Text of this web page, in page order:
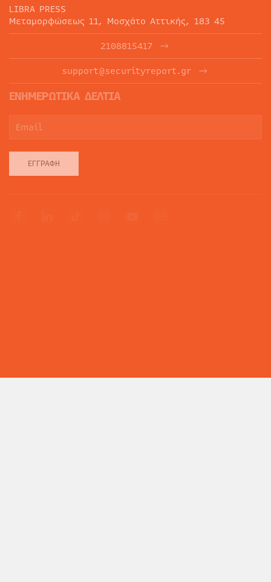
LIBRA PRESS
Μεταμορφώσεως 11, Μοσχάτο Αττικής, 183 45
2108815417
support@securityreport.gr
ΕΝΗΜΕΡΩΤΙΚΑ ΔΕΛΤΙΑ
ΕΓΓΡΑΦΉ